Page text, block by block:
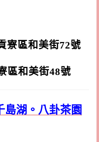
寮區和美街72號
區和美街48號
島湖。八卦茶園